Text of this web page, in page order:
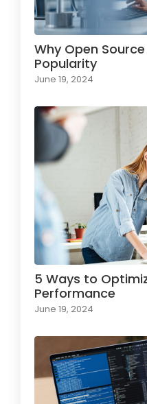
Why Open
Popularity
June 19, 2024
5 Ways to
Performance
June 19, 2024